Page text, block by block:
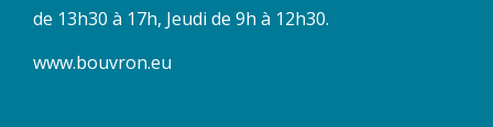
de 13h30 à 17h, Jeudi de 9h à 12h30.
www.bouvron.eu